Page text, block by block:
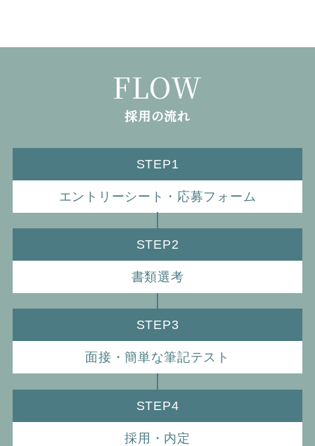
FLOW
採用の流れ
STEP1
エントリーシート・応募フォーム
STEP2
書類選考
STEP3
面接・簡単な筆記テスト
STEP4
採用・内定